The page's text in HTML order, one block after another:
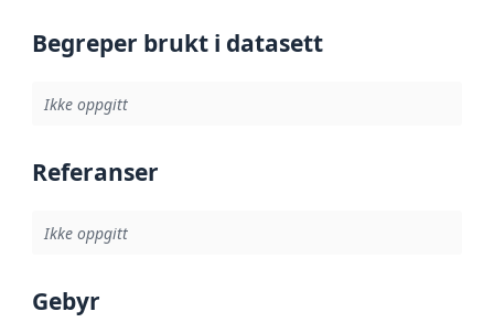
Begreper brukt i datasett
Ikke oppgitt
Referanser
Ikke oppgitt
Gebyr